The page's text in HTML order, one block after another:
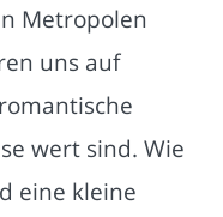
Metropolen
uns auf
wert sind. Wie
eine kleine